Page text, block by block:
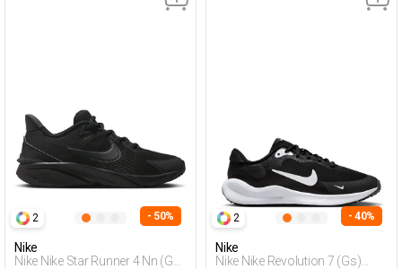
2 - 50%
Nike
Nike Nike Star Runner 4 Nn (Gs
2 - 40%
Nike
Nike Nike Revolution 7 (Gs)